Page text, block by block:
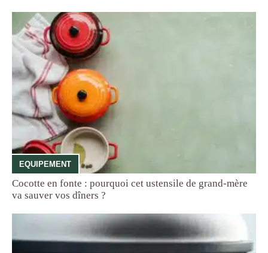
EQUIPEMENT
Cocotte en fonte : pourquoi cet ustensile de grand-mère
va sauver vos dîners ?